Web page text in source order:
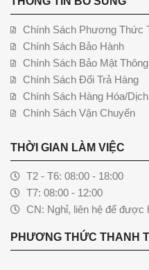
Chính Sách Phương Thức
Chính Sách Bảo Hành
Chính Sách Bảo Mật
Chính Sách Đổi Trả Hàng
Chính Sách Hàng Hóa/
Chính Sách Vận Chuyển
THỜI GIAN LÀM VIỆC
T2 - T6: 08:00 - 18:00
T7: 08:00 - 12:00
CN: Nghỉ, liên hệ để được
PHƯƠNG THỨC THANH